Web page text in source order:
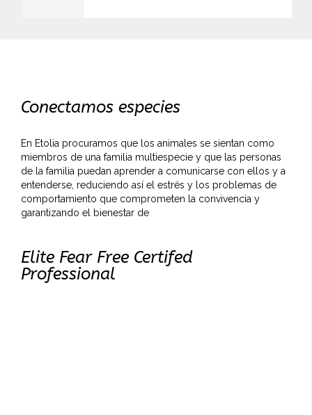
Conectamos especies
En Etolia procuramos que los animales se sientan como
miembros de una familia multiespecie y que las personas
de la familia puedan aprender a comunicarse con ellos y a
entenderse, reduciendo así el estrés y los problemas de
comportamiento que comprometen la convivencia y
garantizando el bienestar de
Elite Fear Free Certifed
Professional